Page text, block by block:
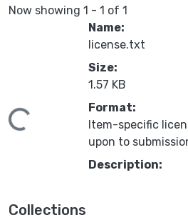
Now showing 1 - 1 of 1
Name:
license.txt
Size:
1.57 KB
Format:
Item-specific
upon to
Description:
Collections